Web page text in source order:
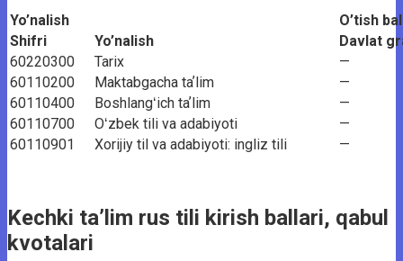
Yo’nalish
O’tish
Shifri
Yo’nalish
Davlat
60220300
Tarix
—
60110200
Maktabgacha taʼlim
—
60110400
Boshlangʻich taʼlim
—
60110700
Oʻzbek tili va adabiyoti
—
60110901
Xorijiy til va adabiyoti: ingliz tili —
Kechki ta’lim rus tili kirish ballari, qabul
kvotalari